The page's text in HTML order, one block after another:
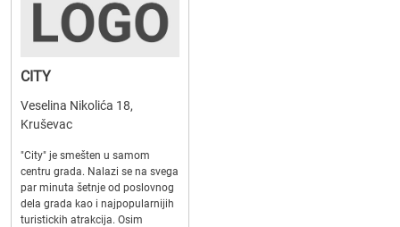
CITY
Veselina Nikolića 18,
Kruševac
"City" je smešten u samom
centru grada. Nalazi se na svega
par minuta šetnje od poslovnog
dela grada kao i najpopularnijih
turistickih atrakcija. Osim